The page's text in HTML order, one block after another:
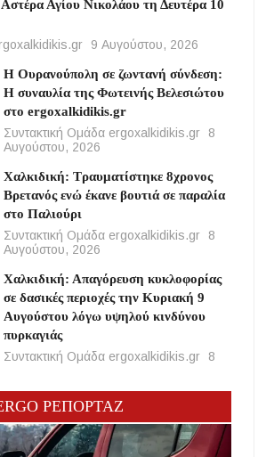
Αγίου Νικολάου τη Δευτέρα 10
9 Αυγούστου, 2026
Η Ουρανούπολη σε ζωντανή σύνδεση:
Η συναυλία της Φωτεινής Βελεσιώτου
στο ergoxalkidikis.gr
Συντακτική Ομάδα ergoxalkidikis.gr
8
Αυγούστου, 2026
Χαλκιδική: Τραυματίστηκε 8χρονος
Βρετανός ενώ έκανε βουτιά σε παραλία
στο Παλιούρι
Συντακτική Ομάδα ergoxalkidikis.gr
8
Αυγούστου, 2026
Χαλκιδική: Απαγόρευση κυκλοφορίας
σε δασικές περιοχές την Κυριακή 9
Αυγούστου λόγω υψηλού κινδύνου
πυρκαγιάς
Συντακτική Ομάδα ergoxalkidikis.gr
8
ΡΕΠΟΡΤΑΖ